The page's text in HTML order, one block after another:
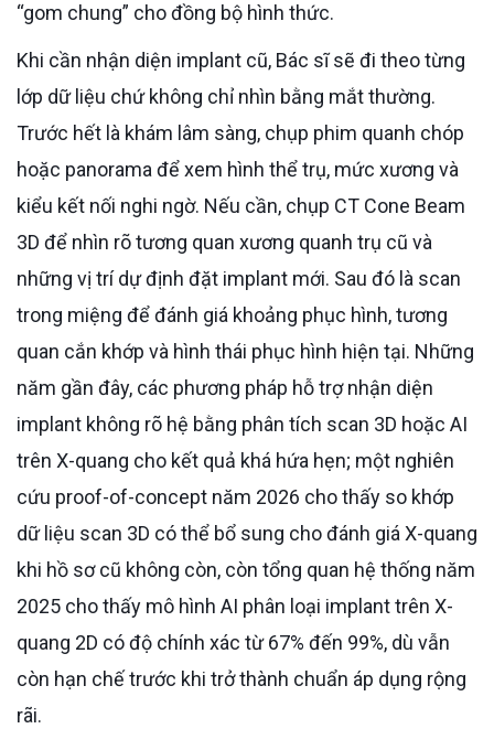
“gom chung” cho đồng bộ hình thức.
Khi cần nhận diện implant cũ, Bác sĩ sẽ đi theo từng
lớp dữ liệu chứ không chỉ nhìn bằng mắt thường.
Trước hết là khám lâm sàng, chụp phim quanh chóp
hoặc panorama để xem hình thể trụ, mức xương và
kiểu kết nối nghi ngờ. Nếu cần, chụp CT Cone Beam
3D để nhìn rõ tương quan xương quanh trụ cũ và
những vị trí dự định đặt implant mới. Sau đó là scan
trong miệng để đánh giá khoảng phục hình, tương
quan cắn khớp và hình thái phục hình hiện tại. Những
năm gần đây, các phương pháp hỗ trợ nhận diện
implant không rõ hệ bằng phân tích scan 3D hoặc AI
trên X-quang cho kết quả khá hứa hẹn; một nghiên
cứu proof-of-concept năm 2026 cho thấy so khớp
dữ liệu scan 3D có thể bổ sung cho đánh giá X-quang
khi hồ sơ cũ không còn, còn tổng quan hệ thống năm
2025 cho thấy mô hình AI phân loại implant trên X-
quang 2D có độ chính xác từ 67% đến 99%, dù vẫn
còn hạn chế trước khi trở thành chuẩn áp dụng rộng
rãi.